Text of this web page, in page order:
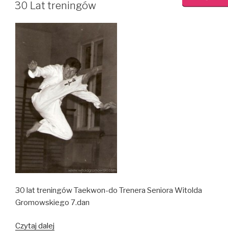
30 Lat treningów
30 lat treningów Taekwon-do Trenera Seniora Witolda
Gromowskiego 7.dan
Czytaj dalej